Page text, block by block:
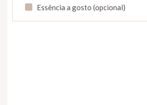
Essência a gosto (opcional)